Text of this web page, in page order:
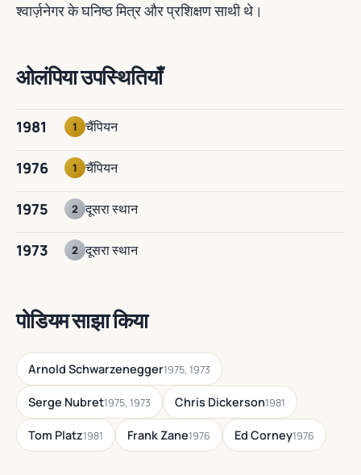
श्वार्ज़नेगर के घनिष्ठ मित्र और प्रशिक्षण साथी थे।
ओलंपिया उपस्थितियाँ
1981 1 चैंपियन
1976 1 चैंपियन
1975 2 दूसरा स्थान
1973 2 दूसरा स्थान
पोडियम साझा किया
Arnold Schwarzenegger1975, 1973
Serge Nubret1975, 1973 Chris Dickerson1981
Tom Platz1981 Frank Zane1976 Ed Corney1976